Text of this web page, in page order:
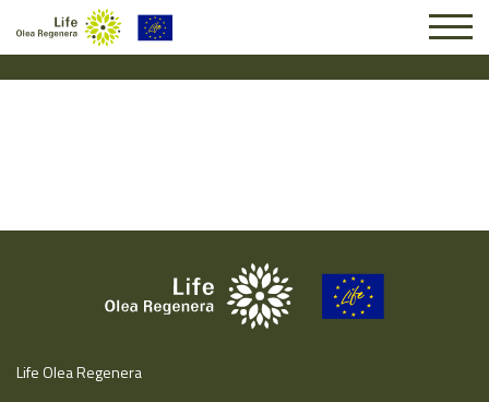
Solicitud #24596
Life Olea Regenera